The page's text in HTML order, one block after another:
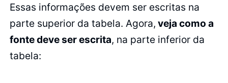
Essas informações devem ser escritas na
parte superior da tabela. Agora, veja como a
fonte deve ser escrita, na parte inferior da
tabela: